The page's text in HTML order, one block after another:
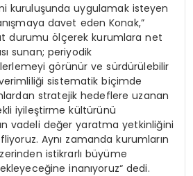
kuruluşunda uygulamak isteyen
davet eden Konak,”
durumu ölçerek kurumlara net
sunan; periyodik
görünür ve sürdürülebilir
sistematik biçimde
stratejik hedeflere uzanan
iyileştirme kültürünü
vadeli değer yaratma yetkinliğini
Aynı zamanda kurumların
istikrarlı büyüme
inanıyoruz“ dedi.